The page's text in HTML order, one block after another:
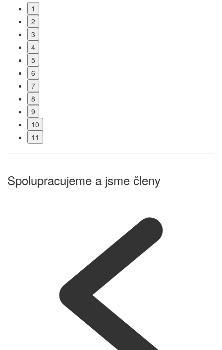
1
2
3
4
5
6
7
8
9
10
11
Spolupracujeme a jsme členy